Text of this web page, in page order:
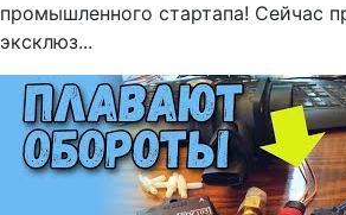
промышленного стартапа! Сейчас
эксклюз...